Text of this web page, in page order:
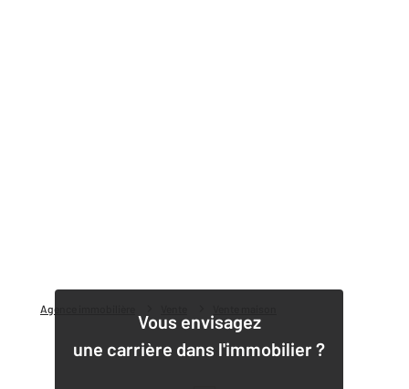
Agence immobilière
Vous envisagez
une carrière dans l'immobilier ?